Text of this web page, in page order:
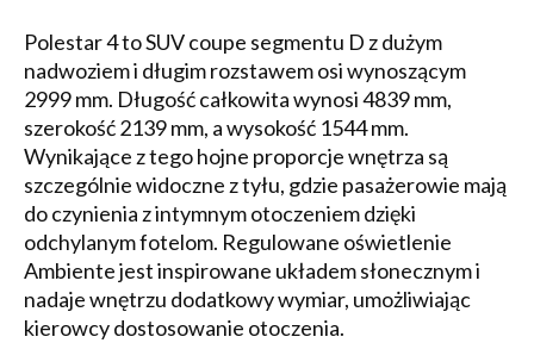
Polestar 4 to SUV coupe segmentu D z dużym
nadwoziem i długim rozstawem osi wynoszącym
2999 mm. Długość całkowita wynosi 4839 mm,
szerokość 2139 mm, a wysokość 1544 mm.
Wynikające z tego hojne proporcje wnętrza są
szczególnie widoczne z tyłu, gdzie pasażerowie mają
do czynienia z intymnym otoczeniem dzięki
odchylanym fotelom. Regulowane oświetlenie
Ambiente jest inspirowane układem słonecznym i
nadaje wnętrzu dodatkowy wymiar, umożliwiając
kierowcy dostosowanie otoczenia.